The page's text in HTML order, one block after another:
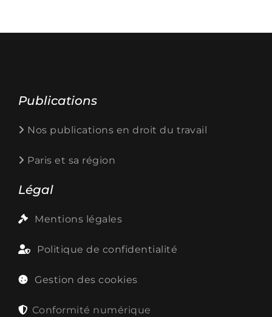
Légal
Mentions légales
Politique de confidentialité
Gestion des cookies
Conformité numérique
Publications
Nos publications en droit du travail
Paris et sa région